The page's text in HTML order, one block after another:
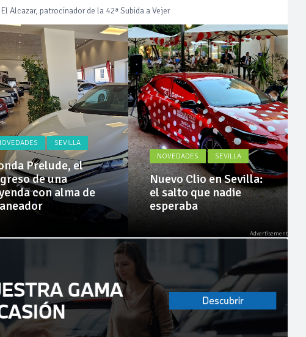
motor,
Novedades,
Actualidad,
Clásicos,
Venta,
Pruebas,
Entrevistas,
Vídeos
y
mucho
más!
Alcazar, patrocinador de la 42ª Subida a Vejer
mejoras en la A381 por Los Barrios
su flota de vehículos de manos de Cadimar
SEVILLA
Prelude, el
de una
con alma de
NOVEDADES SEVILLA
Nuevo Clio en Sevilla:
el salto que nadie
esperaba